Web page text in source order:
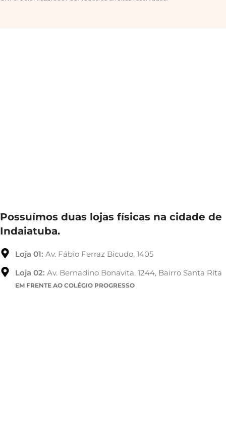
Possuímos duas lojas físicas na cidade de
Indaiatuba.
Loja 01: Av. Fábio Ferraz Bicudo, 1405
Loja 02: Av. Bernadino Bonavita, 1244, Bairro Santa Rita
EM FRENTE AO COLÉGIO PROGRESSO